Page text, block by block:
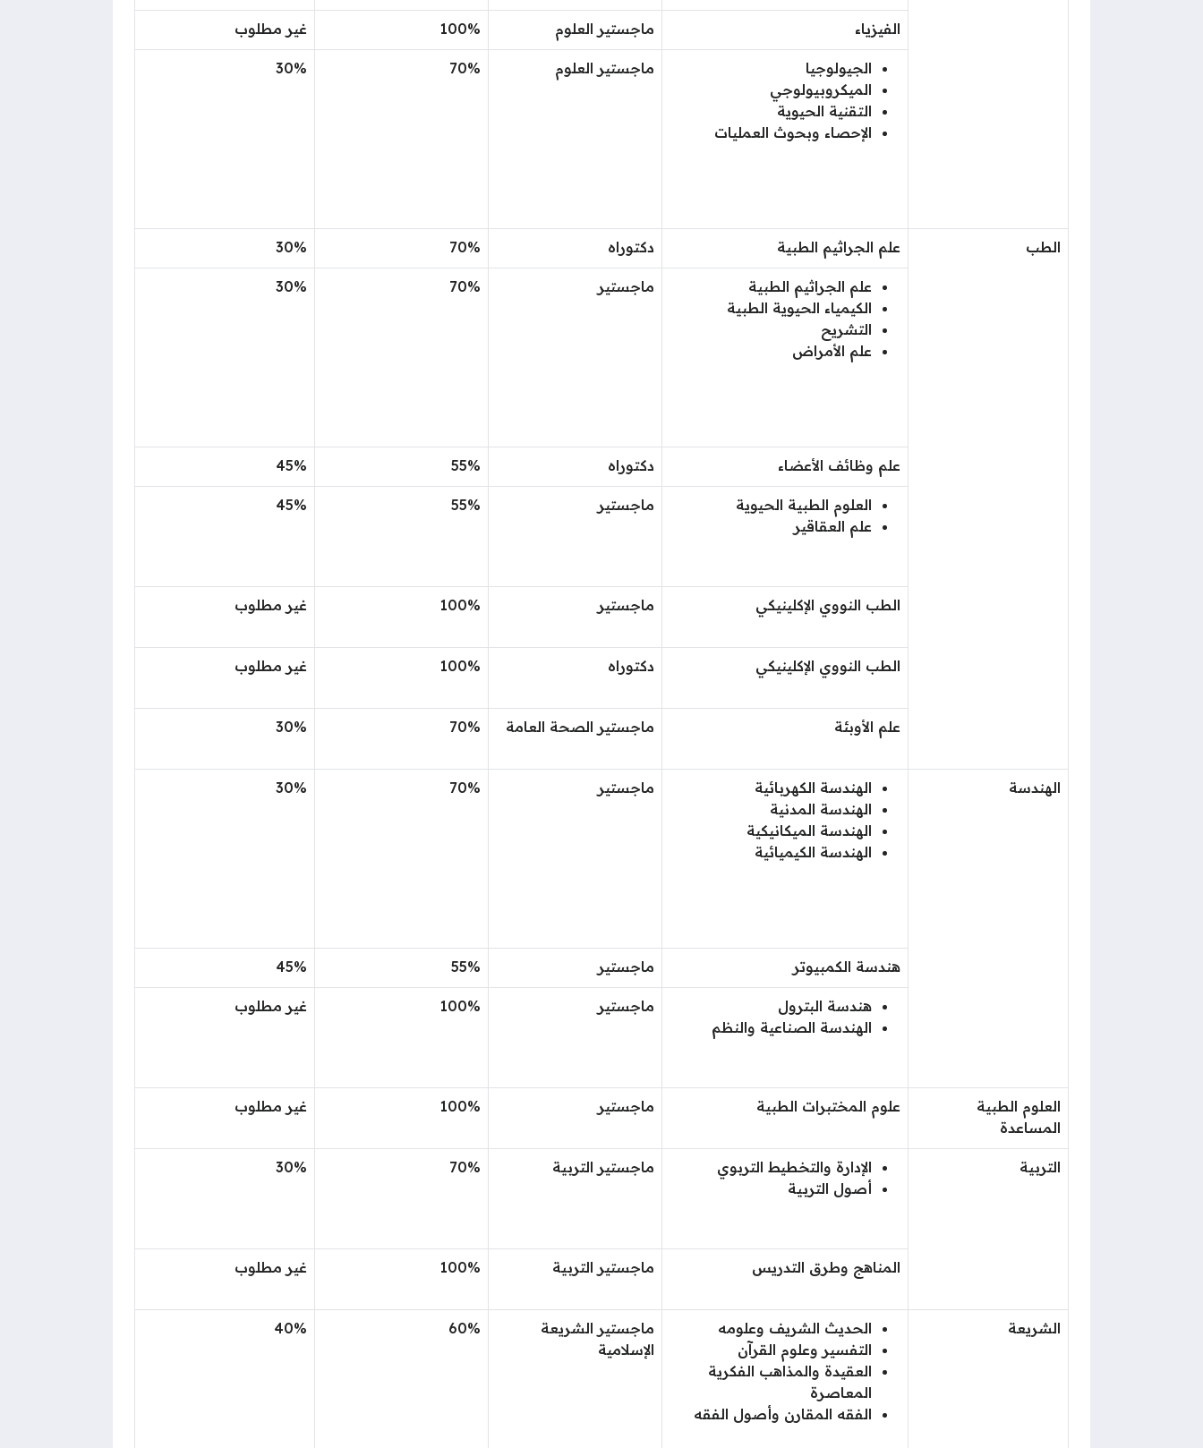
الفيزياء ماجستير العلوم 100% غير مطلوب
الجيولوجيا
الميكروبيولوجي
التقنية الحيوية
الإحصاء وبحوث العمليات
ماجستير العلوم 70%
30%
الطب علم الجراثيم الطبية دكتوراه 70%
30%
علم الجراثيم الطبية
الكيمياء الحيوية الطبية
التشريح
علم الأمراض
ماجستير 70%
30%
علم وظائف الأعضاء دكتوراه 55%
45%
العلوم الطبية الحيوية
علم العقاقير
ماجستير 55%
45%
الطب النووي الإكلينيكي ماجستير 100% غير مطلوب
الطب النووي الإكلينيكي دكتوراه 100% غير مطلوب
علم الأوبئة ماجستير الصحة العامة 70%
30%
الهندسة
الهندسة الكهربائية
الهندسة المدنية
الهندسة الميكانيكية
الهندسة الكيميائية
ماجستير 70%
30%
هندسة الكمبيوتر ماجستير 55%
45%
هندسة البترول
الهندسة الصناعية والنظم
ماجستير 100% غير مطلوب
العلوم الطبية
المساعدة
علوم المختبرات الطبية ماجستير 100% غير مطلوب
التربية
الإدارة والتخطيط التربوي
أصول التربية
ماجستير التربية 70%
30%
المناهج وطرق التدريس ماجستير التربية 100% غير مطلوب
الشريعة
الحديث الشريف وعلومه
التفسير وعلوم القرآن
العقيدة والمذاهب الفكرية
المعاصرة
الفقه المقارن وأصول الفقه
ماجستير الشريعة
الإسلامية
60%
40%